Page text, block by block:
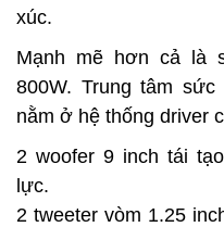
xúc.
Mạnh mẽ hơn cả là
800W. Trung tâm sức
nằm ở hệ thống driver
2 woofer 9 inch tái
lực.
2 tweeter vòm 1.25